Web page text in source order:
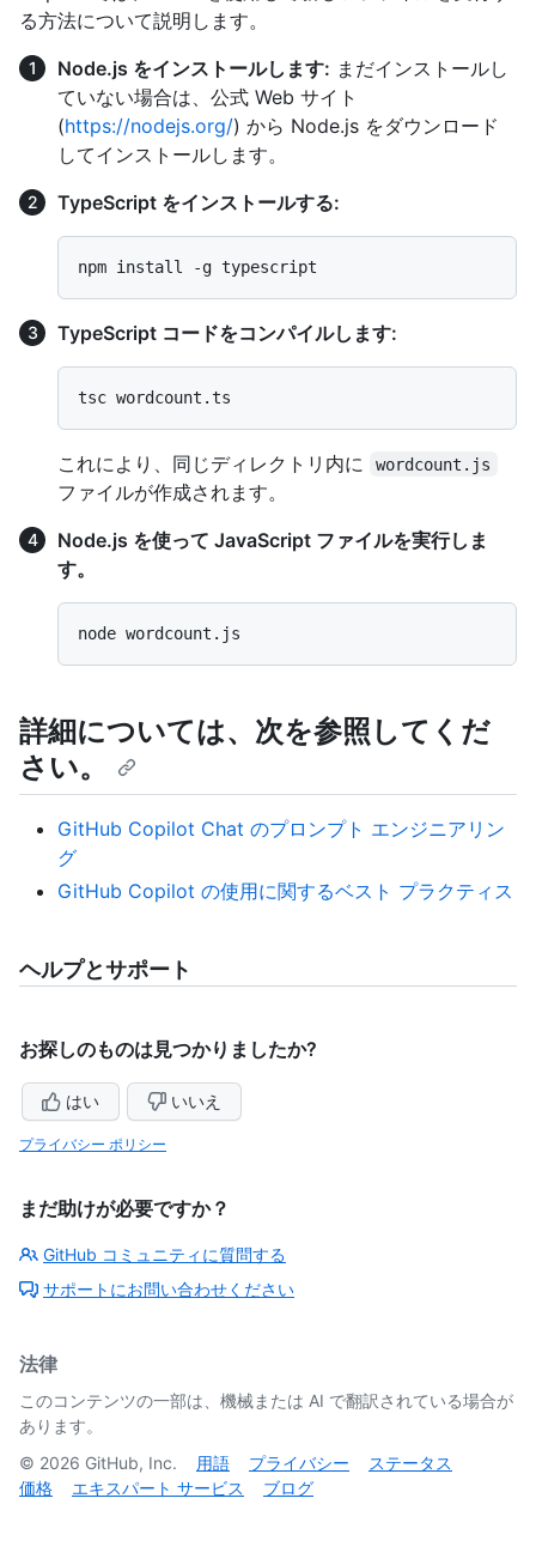
る方法について説明します。
Node.js をインストールします: まだインストールし
ていない場合は、公式 Web サイト
(https://nodejs.org/) から Node.js をダウンロード
してインストールします。
TypeScript をインストールする:
TypeScript コードをコンパイルします:
これにより、同じディレクトリ内に wordcount.js
ファイルが作成されます。
Node.js を使って JavaScript ファイルを実行しま
す。
詳細については、次を参照してくだ
さい。
GitHub Copilot Chat のプロンプト エンジニアリン
グ
GitHub Copilot の使用に関するベスト プラクティス
ヘルプとサポート
お探しのものは見つかりましたか?
はい いいえ
プライバシー ポリシー
まだ助けが必要ですか？
GitHub コミュニティに質問する
サポートにお問い合わせください
法律
このコンテンツの一部は、機械または AI で翻訳されている場合が
あります。
© 2026 GitHub, Inc. 用語 プライバシー
ステータス
価格
エキスパート サービス ブログ